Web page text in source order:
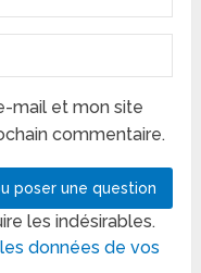
mail et mon site
commentaire.
les indésirables.
données de vos